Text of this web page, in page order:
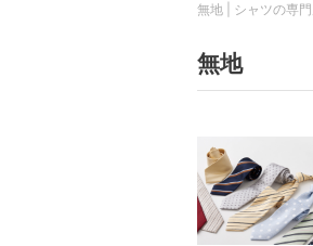
無地 | シャツの専
無地